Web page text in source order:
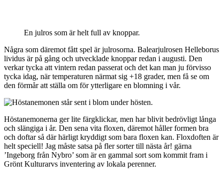
En julros som är helt full av knoppar.
Några som däremot fått spel är julrosorna. Balearjulrosen Helleborus
lividus är på gång och utvecklade knoppar redan i augusti. Den
verkar tycka att vintern redan passerat och det kan man ju förvisso
tycka idag, när temperaturen närmat sig +18 grader, men få se om
den förmår att ställa om för ytterligare en blomning i vår.
Höstanemonerna ger lite färgklickar, men har blivit bedrövligt långa
och slängiga i år. Den sena vita floxen, däremot håller formen bra
och doftar så där härligt kryddigt som bara floxen kan. Floxdoften är
helt speciell! Jag måste satsa på fler sorter till nästa år! gärna
’Ingeborg från Nybro’ som är en gammal sort som kommit fram i
Grönt Kulturarvs inventering av lokala perenner.